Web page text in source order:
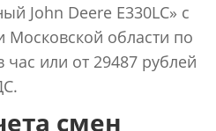
John Deere E330LC» с
Московской области по
час или от 29487 рублей
смен